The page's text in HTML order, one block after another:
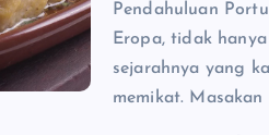
Pendahuluan
Eropa, tidak
sejarahnya yang
memikat. Masakan